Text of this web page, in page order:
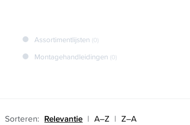
Assortimentlijsten (0)
Montagehandleidingen (0)
Sorteren: Relevantie | A–Z | Z–A